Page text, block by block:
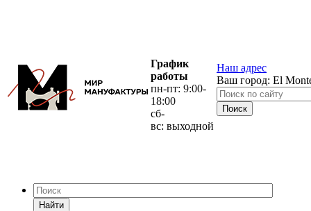
График
работы
пн-пт: 9:00-
18:00
сб-
вс: выходной
Наш адрес
Ваш город: El
Найти